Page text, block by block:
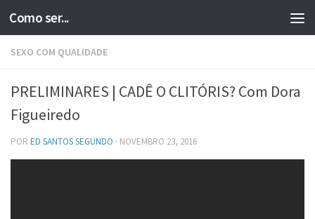
Skip to content
Como ser...
SEXO COM QUALIDADE
PRELIMINARES | CADÊ O CLITÓRIS? Com Dora
Figueiredo
POR ED SANTOS SEGUNDO · NOVEMBRO 23, 2016